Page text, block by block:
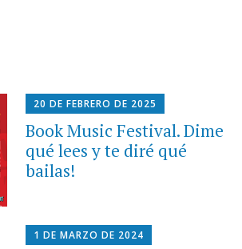
20 DE FEBRERO DE 2025
Book Music Festival. Dime
qué lees y te diré qué
bailas!
1 DE MARZO DE 2024